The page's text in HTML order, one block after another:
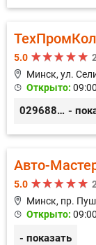
5.0
Минск, ул.
Открыто:
0296889898 -
Авто-
5.0
Минск, пр.
Открыто:
- показать